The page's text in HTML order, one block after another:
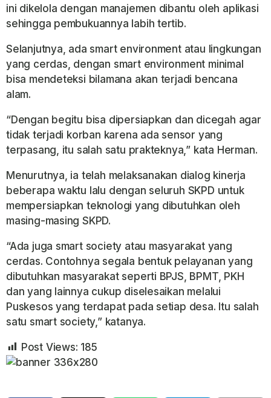
ini dikelola dengan manajemen dibantu oleh aplikasi
sehingga pembukuannya labih tertib.
Selanjutnya, ada smart environment atau lingkungan
yang cerdas, dengan smart environment minimal
bisa mendeteksi bilamana akan terjadi bencana
alam.
“Dengan begitu bisa dipersiapkan dan dicegah agar
tidak terjadi korban karena ada sensor yang
terpasang, itu salah satu prakteknya,” kata Herman.
Menurutnya, ia telah melaksanakan dialog kinerja
beberapa waktu lalu dengan seluruh SKPD untuk
mempersiapkan teknologi yang dibutuhkan oleh
masing-masing SKPD.
“Ada juga smart society atau masyarakat yang
cerdas. Contohnya segala bentuk pelayanan yang
dibutuhkan masyarakat seperti BPJS, BPMT, PKH
dan yang lainnya cukup diselesaikan melalui
Puskesos yang terdapat pada setiap desa. Itu salah
satu smart society,” katanya.
Post Views: 185